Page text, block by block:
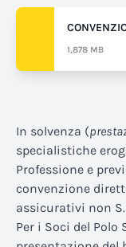
1,878 MB
In solvenza (
specialistiche
Professione e
convenzione
assicurativi non
Per i Soci del Polo